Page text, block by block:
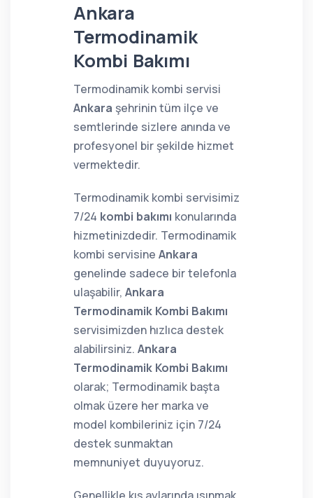
Ankara
Termodinamik
Kombi Bakımı
Termodinamik kombi servisi
Ankara şehrinin tüm ilçe ve
semtlerinde sizlere anında ve
profesyonel bir şekilde hizmet
vermektedir.
Termodinamik kombi servisimiz
7/24 kombi bakımı konularında
hizmetinizdedir. Termodinamik
kombi servisine Ankara
genelinde sadece bir telefonla
ulaşabilir, Ankara
Termodinamik Kombi Bakımı
servisimizden hızlıca destek
alabilirsiniz. Ankara
Termodinamik Kombi Bakımı
olarak; Termodinamik başta
olmak üzere her marka ve
model kombileriniz için 7/24
destek sunmaktan
memnuniyet duyuyoruz.